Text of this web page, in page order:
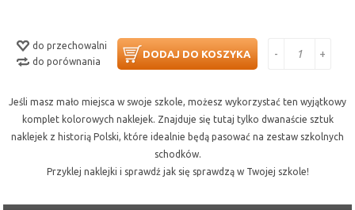
do przechowalni
do porównania
DODAJ DO KOSZYKA - +
Jeśli masz mało miejsca w swoje szkole, możesz wykorzystać ten wyjątkowy
komplet kolorowych naklejek. Znajduje się tutaj tylko dwanaście sztuk
naklejek z historią Polski, które idealnie będą pasować na zestaw szkolnych
schodków.
Przyklej naklejki i sprawdź jak się sprawdzą w Twojej szkole!